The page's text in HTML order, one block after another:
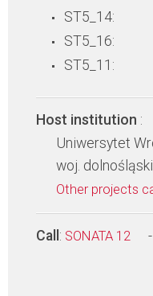
ST5_14:
ST5_16:
ST5_11:
Host institution :
Uniwersytet
woj.
Other projects
Call : SONATA 12